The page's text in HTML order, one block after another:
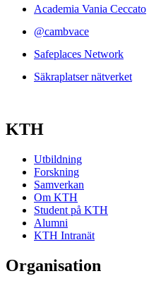
Academia Vania Ceccato
@cambvace
Safeplaces Network
Säkraplatser nätverket
KTH
Utbildning
Forskning
Samverkan
Om KTH
Student på KTH
Alumni
KTH Intranät
Organisation